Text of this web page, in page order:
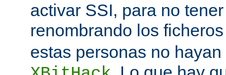
activar SSI, para no
renombrando los
estas personas no